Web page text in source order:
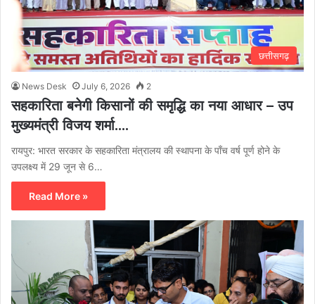
छत्तीसगढ़
News Desk July 6, 2026 2
सहकारिता बनेगी किसानों की समृद्धि का नया आधार – उप
मुख्यमंत्री विजय शर्मा….
रायपुर: भारत सरकार के सहकारिता मंत्रालय की स्थापना के पाँच वर्ष पूर्ण होने के
उपलक्ष्य में 29 जून से 6…
Read More »